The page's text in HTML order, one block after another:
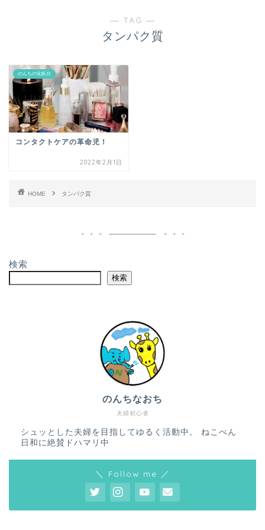
― TAG ―
タンパク質
のんちの化粧台
コンタクトケアの革命児！
2022年2月1日
HOME タンパク質
検索
検索
夫婦初心者
のんちなおち
シュッとした夫婦を目指してゆるく活動中。 ねこぺん
日和に絶賛ドハマリ中
＼ Follow me ／